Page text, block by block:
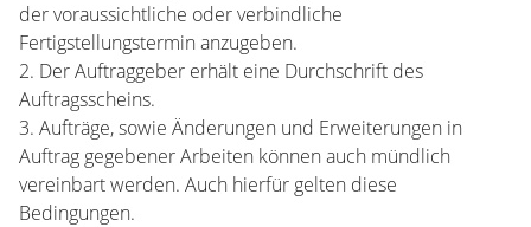
der voraussichtliche oder verbindliche
Fertigstellungstermin anzugeben.
2. Der Auftraggeber erhält eine Durchschrift des
Auftragsscheins.
3. Aufträge, sowie Änderungen und Erweiterungen in
Auftrag gegebener Arbeiten können auch mündlich
vereinbart werden. Auch hierfür gelten diese
Bedingungen.